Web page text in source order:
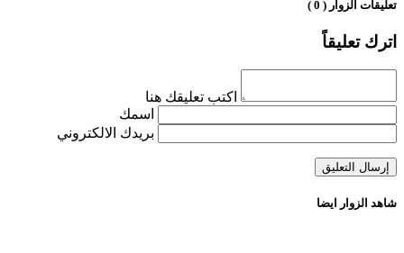
تعليقات الزوار ( 0 )
اترك تعليقاً
اكتب تعليقك هنا
اسمك
بريدك الالكتروني
شاهد الزوار ايضا